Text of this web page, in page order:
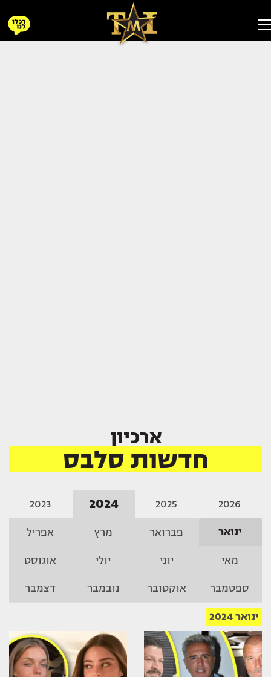
ארכיון
חדשות סלבס
2026
2025
2024
2023
ינואר פברואר מרץ אפריל
מאי יוני יולי אוגוסט
ספטמבר אוקטובר נובמבר דצמבר
ינואר 2024